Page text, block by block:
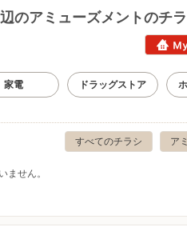
のアミューズメントのチ
家電 ドラッグストア
ア
すべてのチラシ
ません。